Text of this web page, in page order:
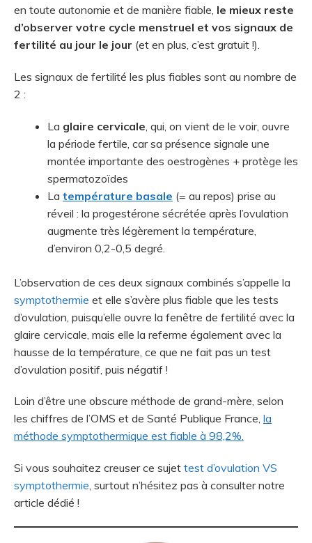
en toute autonomie et de manière fiable, le mieux reste
d’observer votre cycle menstruel et vos signaux de
fertilité au jour le jour (et en plus, c’est gratuit !).
Les signaux de fertilité les plus fiables sont au nombre de
2 :
La glaire cervicale , qui, on vient de le voir, ouvre
la période fertile, car sa présence signale une
montée importante des oestrogènes + protège les
spermatozoïdes
La température basale (= au repos) prise au
réveil : la progestérone sécrétée après l’ovulation
augmente très légèrement la température,
d’environ 0,2-0,5 degré.
L’observation de ces deux signaux combinés s’appelle la
symptothermie et elle s’avère plus fiable que les tests
d’ovulation, puisqu’elle ouvre la fenêtre de fertilité avec la
glaire cervicale, mais elle la referme également avec la
hausse de la température, ce que ne fait pas un test
d’ovulation positif, puis négatif !
Loin d’être une obscure méthode de grand-mère, selon
les chiffres de l’OMS et de Santé Publique France, la
méthode symptothermique est fiable à 98,2%.
Si vous souhaitez creuser ce sujet test d’ovulation VS
symptothermie, surtout n’hésitez pas à consulter notre
article dédié !